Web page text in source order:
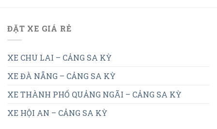
ĐẶT XE GIÁ RẺ
XE CHU LAI – CẢNG SA KỲ
XE ĐÀ NẴNG – CẢNG SA KỲ
XE THÀNH PHỐ QUẢNG NGÃI – CẢNG SA KỲ
XE HỘI AN – CẢNG SA KỲ